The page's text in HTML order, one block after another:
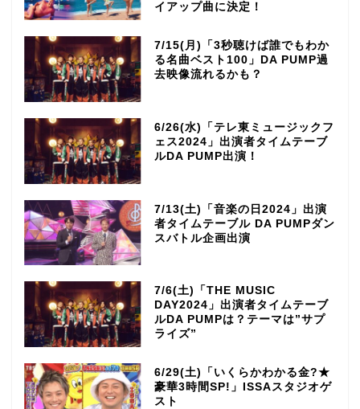
イアップ曲に決定！
7/15(月)「3秒聴けば誰でもわか
る名曲ベスト100」DA PUMP過
去映像流れるかも？
6/26(水)「テレ東ミュージックフ
ェス2024」出演者タイムテーブ
ルDA PUMP出演！
7/13(土)「音楽の日2024」出演
者タイムテーブル DA PUMPダン
スバトル企画出演
7/6(土)「THE MUSIC
DAY2024」出演者タイムテーブ
ルDA PUMPは？テーマは”サプ
ライズ”
6/29(土)「いくらかわかる金?★
豪華3時間SP!」ISSAスタジオゲ
スト